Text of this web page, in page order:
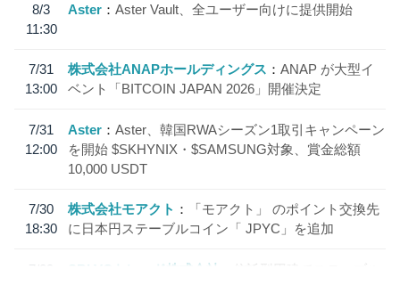
8/3
11:30
Aster Aster Vault、全ユーザー向けに提供開始
7/31
13:00
株式会社ANAPホールディングス
ANAP が大型イ
ベント「BITCOIN JAPAN 2026」開催決定
7/31
12:00
Aster
Aster、韓国RWAシーズン1取引キャンペーン
を開始 $SKHYNIX・$SAMSUNG対象、賞金総額
10,000 USDT
7/30
18:30
株式会社モアクト
「モアクト」 のポイント交換先
に日本円ステーブルコイン「 JPYC」を追加
7/29
SBI VCトレード株式会社
信託型円建てステーブル